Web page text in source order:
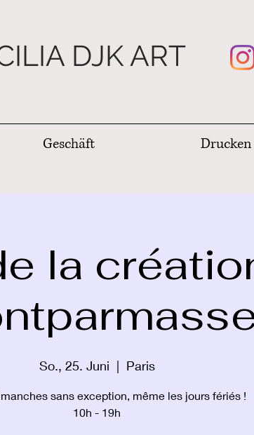
DJK ART
Geschäft Drucken
la
So., 25. Juni
  |
Paris
sans exception, même les jours fériés !
10h - 19h